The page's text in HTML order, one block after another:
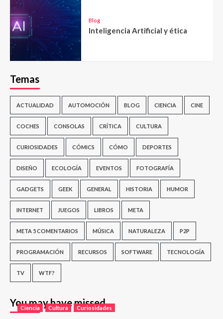
Blog
Inteligencia Artificial y ética
Temas
ACTUALIDAD AUTOMOCIÓN BLOG CIENCIA CINE
COCHES CONSOLAS CRÍTICA CULTURA
CURIOSIDADES CÓMICS CÓMO DEPORTES
DISEÑO ECOLOGÍA EVENTOS FOTOGRAFÍA
GADGETS GEEK GENERAL HISTORIA HUMOR
INTERNET JUEGOS LIBROS META
META 5 COMENTARIOS MÚSICA NATURALEZA P2P
PROGRAMACIÓN RECURSOS SOFTWARE TECNOLOGÍA
TV WTF?
You may have missed
Ciencia Cultura Curiosidades